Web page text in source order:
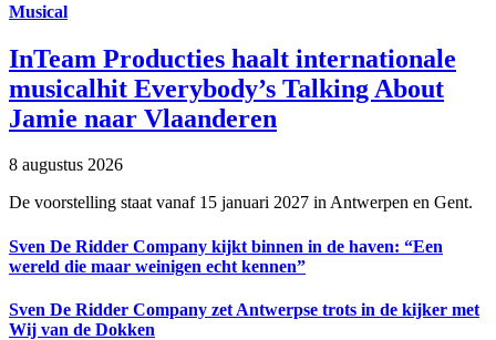
Musical
InTeam Producties haalt internationale
musicalhit Everybody’s Talking About
Jamie naar Vlaanderen
8 augustus 2026
De voorstelling staat vanaf 15 januari 2027 in Antwerpen en Gent.
Sven De Ridder Company kijkt binnen in de haven: “Een
wereld die maar weinigen echt kennen”
Sven De Ridder Company zet Antwerpse trots in de kijker met
Wij van de Dokken